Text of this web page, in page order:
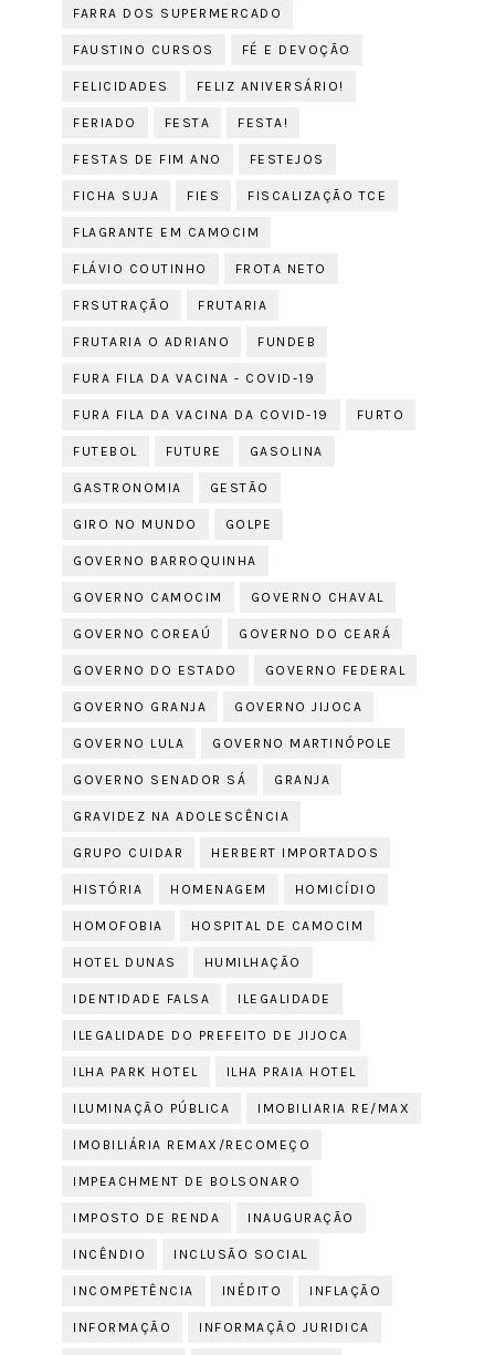
FARRA DOS SUPERMERCADO
FAUSTINO CURSOS FÉ E DEVOÇÃO
FELICIDADES FELIZ ANIVERSÁRIO!
FERIADO FESTA FESTA!
FESTAS DE FIM ANO FESTEJOS
FICHA SUJA FIES FISCALIZAÇÃO TCE
FLAGRANTE EM CAMOCIM
FLÁVIO COUTINHO FROTA NETO
FRSUTRAÇÃO FRUTARIA
FRUTARIA O ADRIANO FUNDEB
FURA FILA DA VACINA - COVID-19
FURA FILA DA VACINA DA COVID-19 FURTO
FUTEBOL FUTURE GASOLINA
GASTRONOMIA GESTÃO
GIRO NO MUNDO GOLPE
GOVERNO BARROQUINHA
GOVERNO CAMOCIM GOVERNO CHAVAL
GOVERNO COREAÚ GOVERNO DO CEARÁ
GOVERNO DO ESTADO GOVERNO FEDERAL
GOVERNO GRANJA GOVERNO JIJOCA
GOVERNO LULA GOVERNO MARTINÓPOLE
GOVERNO SENADOR SÁ GRANJA
GRAVIDEZ NA ADOLESCÊNCIA
GRUPO CUIDAR HERBERT IMPORTADOS
HISTÓRIA HOMENAGEM HOMICÍDIO
HOMOFOBIA HOSPITAL DE CAMOCIM
HOTEL DUNAS HUMILHAÇÃO
IDENTIDADE FALSA ILEGALIDADE
ILEGALIDADE DO PREFEITO DE JIJOCA
ILHA PARK HOTEL ILHA PRAIA HOTEL
ILUMINAÇÃO PÚBLICA IMOBILIARIA RE/MAX
IMOBILIÁRIA REMAX/RECOMEÇO
IMPEACHMENT DE BOLSONARO
IMPOSTO DE RENDA INAUGURAÇÃO
INCÊNDIO INCLUSÃO SOCIAL
INCOMPETÊNCIA INÉDITO INFLAÇÃO
INFORMAÇÃO INFORMAÇÃO JURIDICA